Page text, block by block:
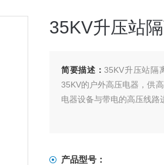
35KV升压站
简要描述：35KV升压站隔
35KV的户外高压电器，供
电器设备与带电的高压线路
产品型号：